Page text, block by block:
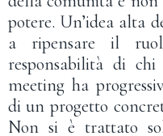
potere. Un’idea alta
a ripensare il
responsabilità di
meeting ha
di un progetto
Non si è trattato